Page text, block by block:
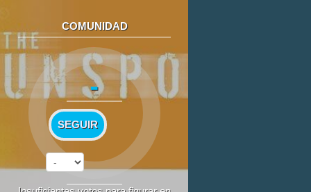
COMUNIDAD
-
SEGUIR